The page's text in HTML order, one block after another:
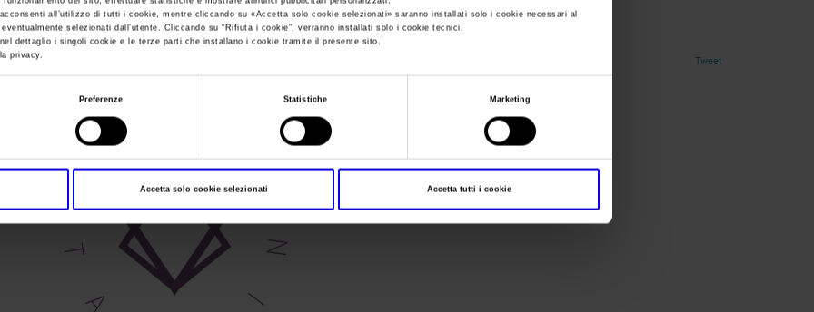
all’utilizzo di tutti i cookie, mentre cliccando su «Accetta solo cookie selezionati» saranno installati solo i cookie necessari al
selezionati dall’utente. Cliccando su “Rifiuta i cookie”, verranno installati solo i cookie tecnici.
dettaglio i singoli cookie e le terze parti che installano i cookie tramite il presente sito.
privacy.
Preferenze Statistiche Marketing
Accetta solo cookie selezionati Accetta tutti i cookie
Tweet